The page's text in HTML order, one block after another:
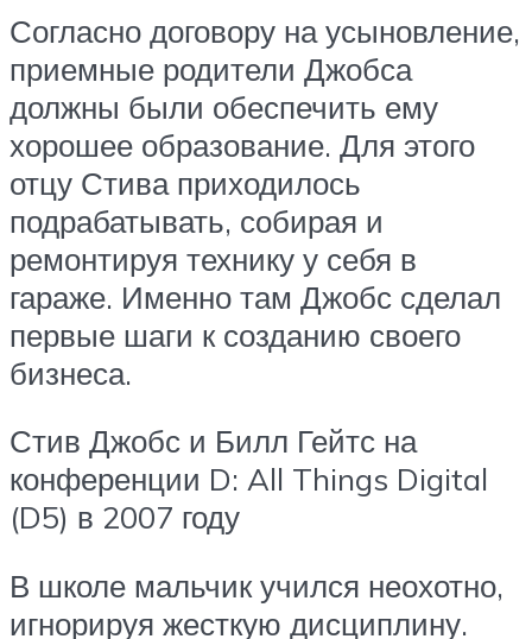
Согласно договору на усыновление,
приемные родители Джобса
должны были обеспечить ему
хорошее образование. Для этого
отцу Стива приходилось
подрабатывать, собирая и
ремонтируя технику у себя в
гараже. Именно там Джобс сделал
первые шаги к созданию своего
бизнеса.
Стив Джобс и Билл Гейтс на
конференции D: All Things Digital
(D5) в 2007 году
В школе мальчик учился неохотно,
игнорируя жесткую дисциплину.